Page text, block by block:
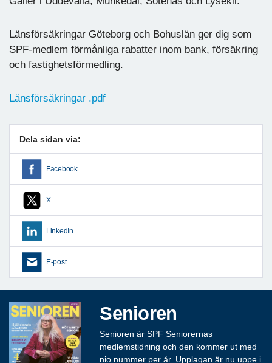
Länsförsäkringar Göteborg och Bohuslän ger dig som
SPF-medlem förmånliga rabatter inom bank, försäkring
och fastighetsförmedling.
Länsförsäkringar .pdf
Dela sidan via:
Facebook
X
LinkedIn
E-post
Senioren
Senioren är SPF Seniorernas
medlemstidning och den kommer ut med
nio nummer per år. Upplagan är nu uppe i